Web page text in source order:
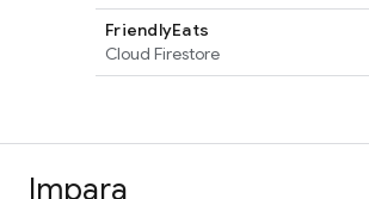
FriendlyEats
Cloud Firestore
Impara